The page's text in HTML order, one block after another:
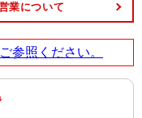
業について
参照ください。